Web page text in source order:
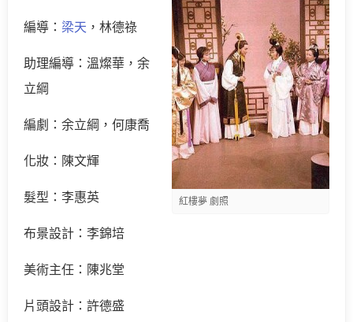
紅樓夢 劇照
編導： 梁天 ，林德祿
助理編導：溫燦華，余
立綱
編劇：余立綱，何康喬
化妝：陳文輝
髮型：李惠英
布景設計：李錦培
美術主任：陳兆堂
片頭設計：許德盛